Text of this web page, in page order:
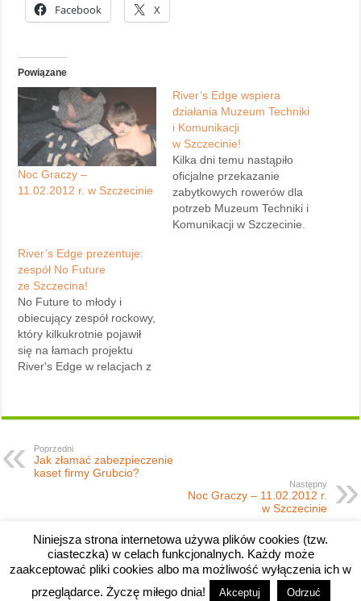
Facebook X
Powiązane
Noc Graczy –
11.02.2012 r. w Szczecinie
River’s Edge wspiera
działania Muzeum Techniki
i Komunikacji
w Szczecinie!
Kilka dni temu nastąpiło
oficjalne przekazanie
zabytkowych rowerów dla
potrzeb Muzeum Techniki i
Komunikacji w Szczecinie.
River’s Edge prezentuje:
zespół No Future
ze Szczecina!
No Future to młody i
obiecujący zespół rockowy,
który kilkukrotnie pojawił
się na łamach projektu
River's Edge w relacjach z
odwiedzenia ich oficjalnej
biografii i galerii
znajdziecie także obszerny
terminarz nadchodzących
zachodniopomorskim).
Obecnie…
Poprzedni
Jak złamać zabezpieczenie
kaset firmy Grubcio?
Następny
Noc Graczy – 11.02.2012 r.
w Szczecinie
Copyright © 2008-2026 River's Edge.
Niniejsza strona internetowa używa plików cookies (tzw.
ciasteczka) w celach funkcjonalnych. Każdy może
zaakceptować pliki cookies albo ma możliwość wyłączenia ich w
przeglądarce. Życzę miłego dnia!
Akceptuj Odrzuć